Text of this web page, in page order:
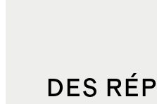
DES